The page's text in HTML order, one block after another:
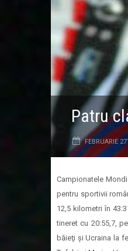
Patru
FEBRUARIE
Campionatele
pentru sportivii
12,5 kilometri în
tineret cu 20:55,7,
băieţi şi Ucraina la